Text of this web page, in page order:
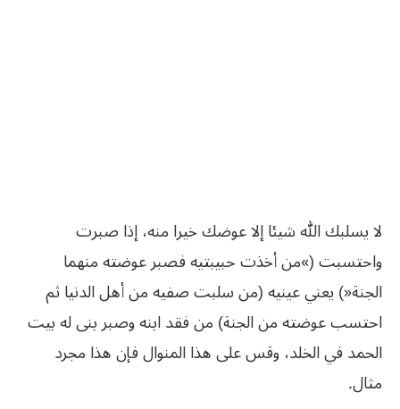
لا يسلبك الله شيئا إلا عوضك خيرا منه، إذا صبرت
واحتسبت (»من أخذت حبيبتيه فصبر عوضته منهما
الجنة«) يعني عينيه (من سلبت صفيه من أهل الدنيا ثم
احتسب عوضته من الجنة) من فقد ابنه وصبر بنى له بيت
الحمد في الخلد، وقس على هذا المنوال فإن هذا مجرد
مثال.